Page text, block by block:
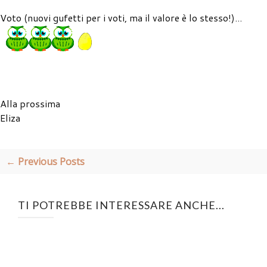
Voto (nuovi gufetti per i voti, ma il valore è lo stesso!)...
Alla prossima
Eliza
← Previous Posts
TI POTREBBE INTERESSARE ANCHE...